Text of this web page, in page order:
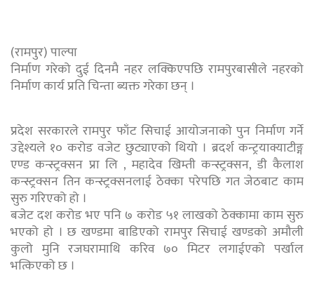
(रामपुर) पाल्पा
निर्माण गरेको दुई दिनमै नहर लक्किएपछि रामपुरबासीले नहरको
निर्माण कार्य प्रति चिन्ता ब्यक्त गरेका छन् ।
प्रदेश सरकारले रामपुर फाँट सिचाई आयोजनाको पुन निर्माण गर्ने
उद्देश्यले १० करोड वजेट छुट्याएको थियो । ब्रदर्श कन्ट्रयाक्याटीङ्ग
एण्ड कन्स्ट्रक्सन प्रा लि , महादेव खिम्ती कन्स्ट्रक्सन, डी कैलाश
कन्स्ट्रक्सन तिन कन्स्ट्रक्सनलाई ठेक्का परेपछि गत जेठबाट काम
सुरु गरिएको हो ।
बजेट दश करोड भए पनि ७ करोड ५१ लाखको ठेक्कामा काम सुरु
भएको हो । छ खण्डमा बाडिएको रामपुर सिचाई खण्डको अमौली
कुलो मुनि रजघरामाथि करिव ७० मिटर लगाईएको पर्खाल
भत्किएको छ ।